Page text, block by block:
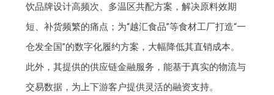
饮品牌设计高频次、多温区共配方案，解决原料效期
短、补货频繁的痛点；为“越汇食品”等食材工厂打造“一
仓发全国”的数字化履约方案，大幅降低其直销成本。
此外，其提供的供应链金融服务，能基于真实的物流与
交易数据，为上下游客户提供灵活的融资支持。